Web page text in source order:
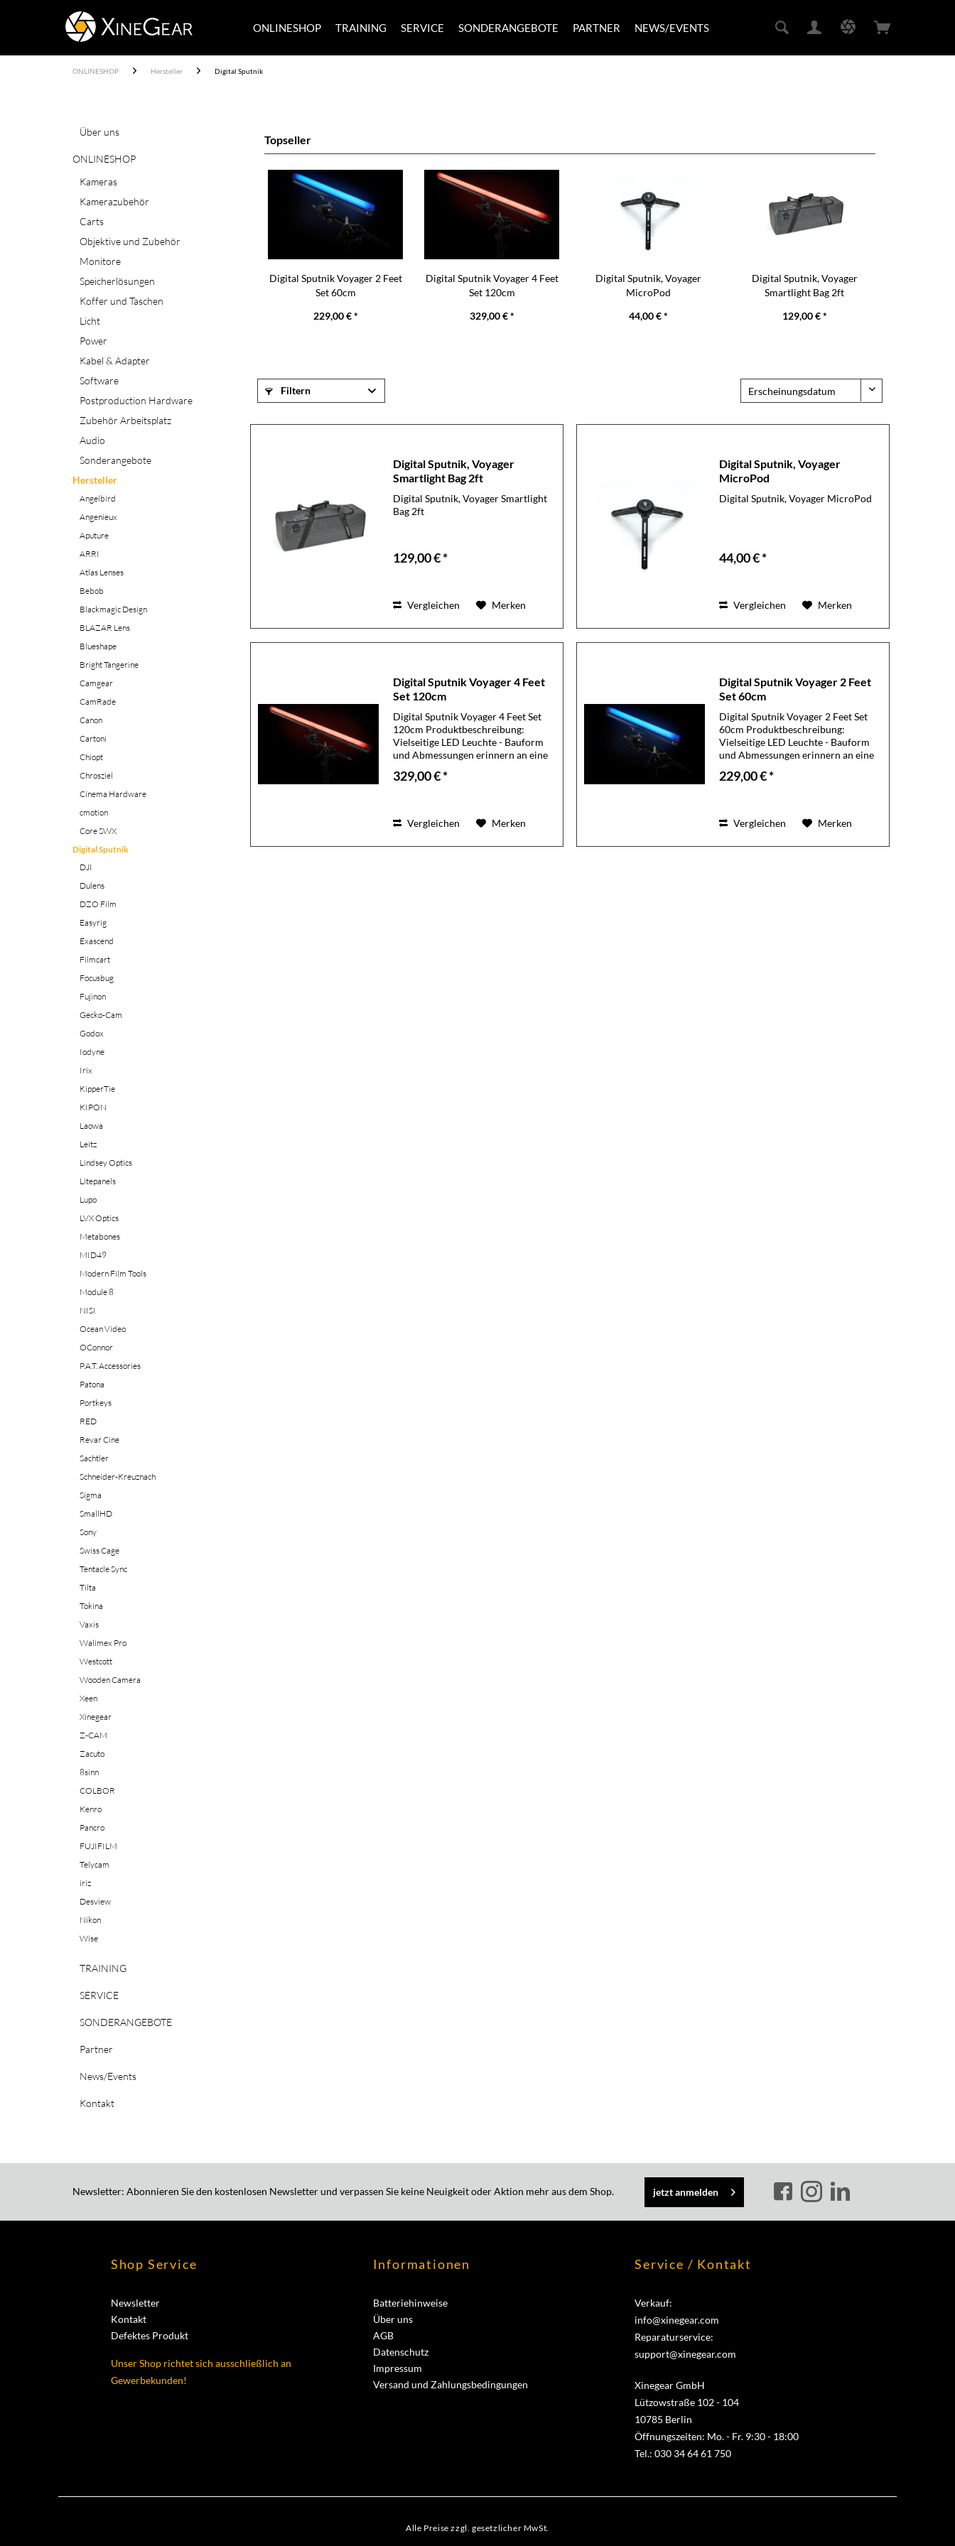
ONLINESHOP TRAINING SERVICE SONDERANGEBOTE PARTNER NEWS/EVENTS
ONLINESHOP Hersteller Digital Sputnik
Über uns
ONLINESHOP
Kameras
Kamerazubehör
Carts
Objektive und Zubehör
Monitore
Speicherlösungen
Koffer und Taschen
Licht
Power
Kabel & Adapter
Software
Postproduction Hardware
Zubehör Arbeitsplatz
Audio
Sonderangebote
Hersteller
Angelbird
Angenieux
Aputure
ARRI
Atlas Lenses
Bebob
Blackmagic Design
BLAZAR Lens
Blueshape
Bright Tangerine
Camgear
CamRade
Canon
Cartoni
Chiopt
Chrosziel
Cinema Hardware
cmotion
Core SWX
Digital Sputnik
DJI
Dulens
DZO Film
Easyrig
Exascend
Filmcart
Focusbug
Fujinon
Gecko-Cam
Godox
Iodyne
Irix
KipperTie
KIPON
Laowa
Leitz
Lindsey Optics
Litepanels
Lupo
LVX Optics
Metabones
MID49
Modern Film Tools
Module 8
NISI
Ocean Video
OConnor
P.A.T. Accessories
Patona
Portkeys
RED
Revar Cine
Sachtler
Schneider-Kreuznach
Sigma
SmallHD
Sony
Swiss Cage
Tentacle Sync
Tilta
Tokina
Vaxis
Walimex Pro
Westcott
Wooden Camera
Xeen
Xinegear
Z-CAM
Zacuto
8sinn
COLBOR
Kenro
Pancro
FUJIFILM
Telycam
iriz
Desview
Nikon
Wise
TRAINING
SERVICE
SONDERANGEBOTE
Partner
News/Events
Kontakt
Topseller
Digital Sputnik Voyager 2 Feet
Set 60cm
229,00 € *
Digital Sputnik Voyager 4 Feet
Set 120cm
329,00 € *
Digital Sputnik, Voyager
MicroPod
44,00 € *
Digital Sputnik, Voyager
Smartlight Bag 2ft
129,00 € *
Filtern
Digital Sputnik, Voyager
Smartlight Bag 2ft
Digital Sputnik, Voyager Smartlight
Bag 2ft
129,00 € *
Vergleichen Merken
Digital Sputnik, Voyager
MicroPod
Digital Sputnik, Voyager MicroPod
44,00 € *
Vergleichen Merken
Digital Sputnik Voyager 4 Feet
Set 120cm
Digital Sputnik Voyager 4 Feet Set
120cm Produktbeschreibung:
Vielseitige LED Leuchte - Bauform
und Abmessungen erinnern an eine
rückseitig verschiebbaren
329,00 € *
Vergleichen Merken
Digital Sputnik Voyager 2 Feet
Set 60cm
Digital Sputnik Voyager 2 Feet Set
60cm Produktbeschreibung:
Vielseitige LED Leuchte - Bauform
und Abmessungen erinnern an eine
rückseitig verschiebbaren
229,00 € *
Vergleichen Merken
Newsletter: Abonnieren Sie den kostenlosen Newsletter und verpassen Sie keine Neuigkeit oder Aktion mehr aus dem Shop. jetzt anmelden
Shop Service
Newsletter
Kontakt
Defektes Produkt
Unser Shop richtet sich ausschließlich an
Gewerbekunden!
Informationen
Batteriehinweise
Über uns
AGB
Datenschutz
Impressum
Versand und Zahlungsbedingungen
Service / Kontakt
Verkauf:
info@xinegear.com
Reparaturservice:
support@xinegear.com
Xinegear GmbH
Lützowstraße 102 - 104
10785 Berlin
Öffnungszeiten: Mo. - Fr. 9:30 - 18:00
Tel.: 030 34 64 61 750
Alle Preise zzgl. gesetzlicher MwSt.